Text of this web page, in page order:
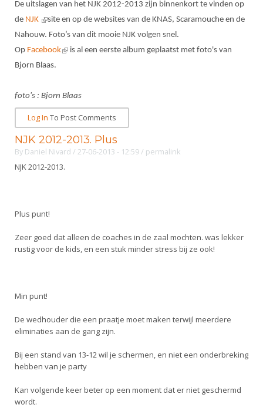
De uitslagen van het NJK 2012-2013 zijn binnenkort te vinden op
de NJK (link is external)
site en op de websites van de KNAS, Scaramouche en de
Nahouw. Foto’s van dit mooie NJK volgen snel.
Op Facebook(link is external)
is al een eerste album geplaatst met foto's van
Bjorn Blaas.
foto's : Bjorn Blaas
Log In To Post Comments
NJK 2012-2013. Plus
By Daniel Nivard / 27-06-2013 - 12:59/ permalink
NJK 2012-2013.
Plus punt!
Zeer goed dat alleen de coaches in de zaal mochten. was lekker
rustig voor de kids, en een stuk minder stress bij ze ook!
Min punt!
De wedhouder die een praatje moet maken terwijl meerdere
eliminaties aan de gang zijn.
Bij een stand van 13-12 wil je schermen, en niet een onderbreking
hebben van je party
Kan volgende keer beter op een moment dat er niet geschermd
wordt.